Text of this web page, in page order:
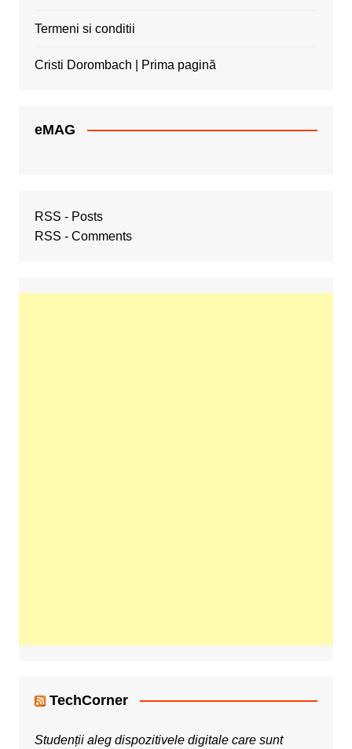
Termeni si conditii
Cristi Dorombach | Prima pagină
eMAG
RSS - Posts
RSS - Comments
TechCorner
Studenții aleg dispozitivele digitale care sunt